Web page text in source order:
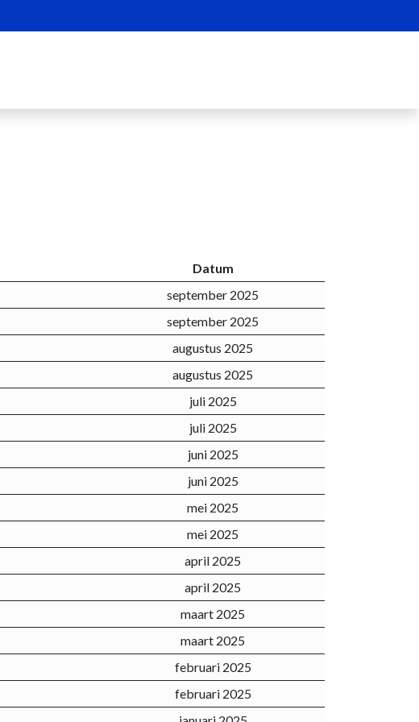
Datum
september 2025
september 2025
augustus 2025
augustus 2025
juli 2025
juli 2025
juni 2025
juni 2025
mei 2025
mei 2025
april 2025
april 2025
maart 2025
maart 2025
februari 2025
februari 2025